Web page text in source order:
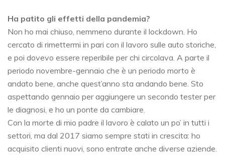
Ha patito gli effetti della pandemia?
Non ho mai chiuso, nemmeno durante il lockdown. Ho
cercato di rimettermi in pari con il lavoro sulle auto storiche,
e poi dovevo essere reperibile per chi circolava. A parte il
periodo novembre-gennaio che è un periodo morto è
andato bene, anche quest’anno sta andando bene. Sto
aspettando gennaio per aggiungere un secondo tester per
le diagnosi, e ho un ponte da cambiare.
Con la morte di mio padre il lavoro è calato un po’ in tutti i
settori, ma dal 2017 siamo sempre stati in crescita: ho
acquisito clienti nuovi, sono entrate anche diverse aziende.